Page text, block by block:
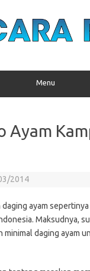
Menu
Ayam
2014
ayam
Maksudnya,
minimal daging ayam